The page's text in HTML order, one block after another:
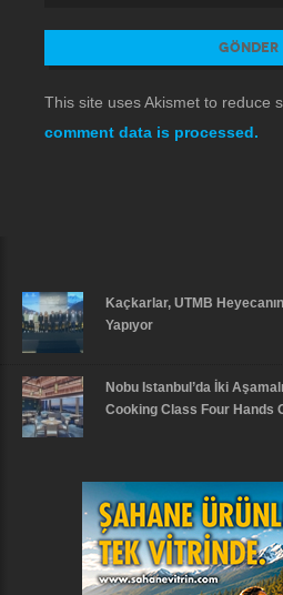
This site uses Akismet to reduce
comment data is processed.
Kaçkarlar, UTMB
Yapıyor
Nobu Istanbul’da İki
Cooking Class Four Hands